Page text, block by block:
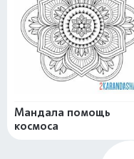
Мандала помощь
космоса